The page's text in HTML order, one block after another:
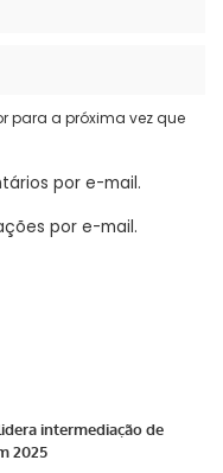
para a próxima vez que
por e-mail.
por e-mail.
intermediação de
2025